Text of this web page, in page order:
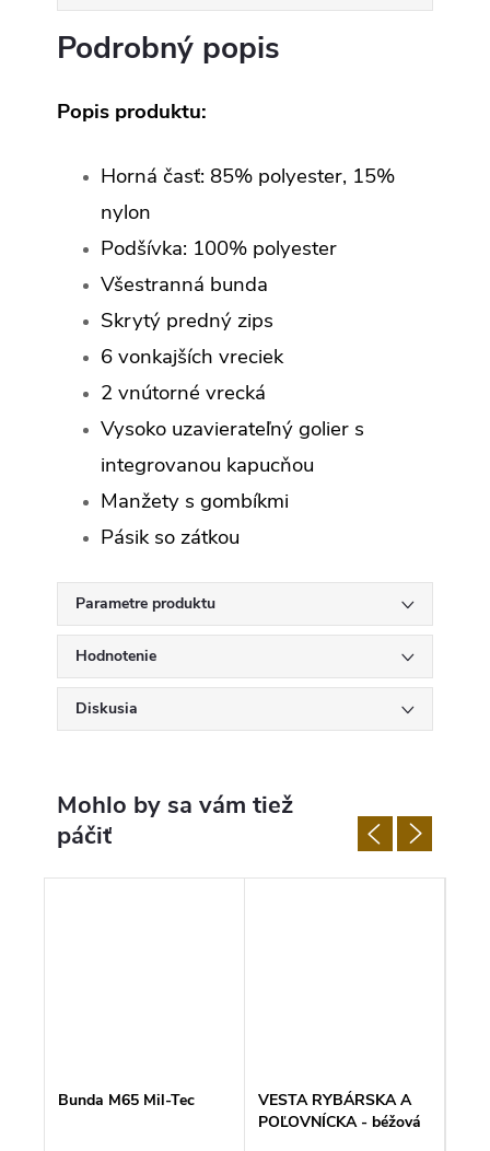
Podrobný popis
Popis produktu:
Horná časť: 85% polyester, 15%
nylon
Podšívka: 100% polyester
Všestranná bunda
Skrytý predný zips
6 vonkajších vreciek
2 vnútorné vrecká
Vysoko uzavierateľný golier s
integrovanou kapucňou
Manžety s gombíkmi
Pásik so zátkou
Parametre produktu
Hodnotenie
Diskusia
Bunda M65 Mil-Tec
VESTA RYBÁRSKA A
POĽOVNÍCKA - béžová